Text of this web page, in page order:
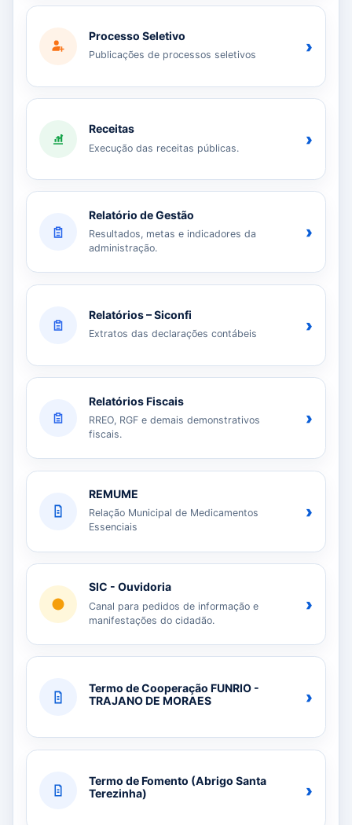
Processo Seletivo
Publicações de processos seletivos ›
Receitas
Execução das receitas públicas. ›
Relatório de Gestão
Resultados, metas e indicadores da
administração.
›
Relatórios – Siconfi
Extratos das declarações contábeis ›
Relatórios Fiscais
RREO, RGF e demais demonstrativos
fiscais.
›
REMUME
Relação Municipal de Medicamentos
Essenciais
›
SIC - Ouvidoria
Canal para pedidos de informação e
manifestações do cidadão.
›
Termo de Cooperação FUNRIO -
TRAJANO DE MORAES
›
Termo de Fomento (Abrigo Santa
Terezinha)
›